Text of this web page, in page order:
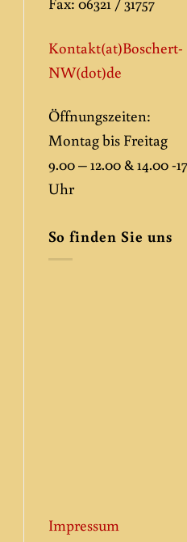
Kontakt(at)Boschert-
NW(dot)de
Öffnungszeiten:
Montag bis Freitag
9.00 – 12.00 & 14.00 -
Uhr
So finden Sie uns
Impressum